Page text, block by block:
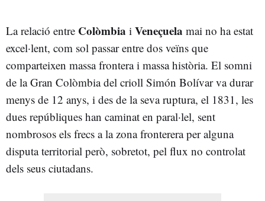
La relació entre Colòmbia i Veneçuela mai no ha estat
excel·lent, com sol passar entre dos veïns que
comparteixen massa frontera i massa història. El somni
de la Gran Colòmbia del crioll Simón Bolívar va durar
menys de 12 anys, i des de la seva ruptura, el 1831, les
dues repúbliques han caminat en paral·lel, sent
nombrosos els frecs a la zona fronterera per alguna
disputa territorial però, sobretot, pel flux no controlat
dels seus ciutadans.